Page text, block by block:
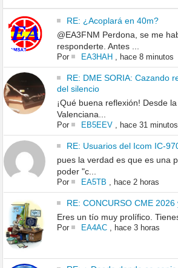
RE: ¿Acoplará en 40m?
@EA3FNM Perdona, se me
responderte. Antes ...
Por EA3HAH, hace 8 minutos
RE: DME SORIA: Cazando
del silencio
¡Qué buena reflexión! Desde
Valenciana...
Por EB5EEV, hace 31 minutos
RE: Usuarios del Icom IC-
pues la verdad es que es una
poder "c...
Por EA5TB hace 2 horas
RE: CONCURSO CME 2026
Eres un tío muy prolífico.
Por EA4AC, hace 3 horas